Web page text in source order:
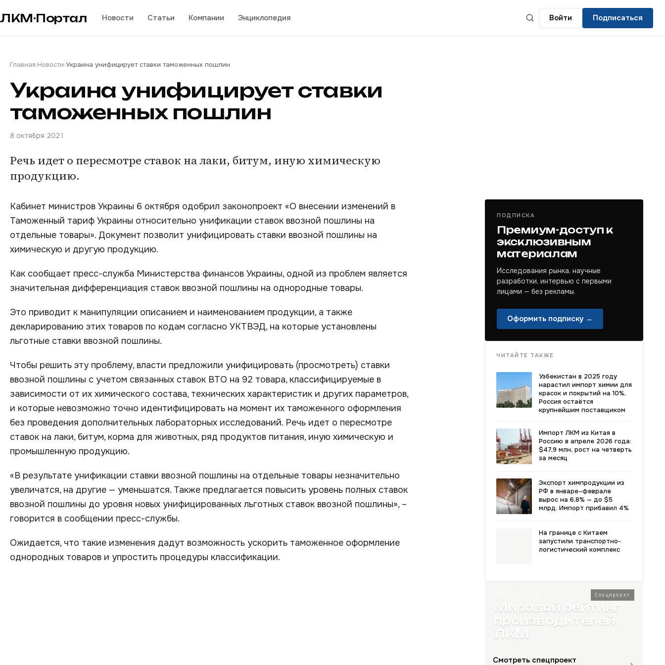
ЛКМ·Портал Новости Статьи Компании Энциклопедия Войти Подписаться
Главная›Новости›Украина унифицирует ставки таможенных пошлин
Украина унифицирует ставки
таможенных пошлин
8 октября 2021
Речь идет о пересмотре ставок на лаки, битум, иную химическую
продукцию.
Кабинет министров Украины 6 октября одобрил законопроект «О внесении изменений в
Таможенный тариф Украины относительно унификации ставок ввозной пошлины на
отдельные товары». Документ позволит унифицировать ставки ввозной пошлины на
химическую и другую продукцию.
Как сообщает пресс-служба Министерства финансов Украины, одной из проблем является
значительная дифференциация ставок ввозной пошлины на однородные товары.
Это приводит к манипуляции описанием и наименованием продукции, а также
декларированию этих товаров по кодам согласно УКТВЭД, на которые установлены
льготные ставки ввозной пошлины.
Чтобы решить эту проблему, власти предложили унифицировать (просмотреть) ставки
ввозной пошлины с учетом связанных ставок ВТО на 92 товара, классифицируемые в
зависимости от их химического состава, технических характеристик и других параметров,
и которые невозможно точно идентифицировать на момент их таможенного оформления
без проведения дополнительных лабораторных исследований. Речь идет о пересмотре
ставок на лаки, битум, корма для животных, ряд продуктов питания, иную химическую и
промышленную продукцию.
«В результате унификации ставки ввозной пошлины на отдельные товары незначительно
увеличатся, на другие — уменьшатся. Также предлагается повысить уровень полных ставок
ввозной пошлины до уровня новых унифицированных льготных ставок ввозной пошлины», –
говорится в сообщении пресс-службы.
Ожидается, что такие изменения дадут возможность ускорить таможенное оформление
однородных товаров и упростить процедуры классификации.
ПОДПИСКА
Премиум-доступ к
эксклюзивным
материалам
Исследования рынка, научные
разработки, интервью с первыми
лицами — без рекламы.
Оформить подписку →
ЧИТАЙТЕ ТАКЖЕ
Узбекистан в 2025 году
нарастил импорт химии для
красок и покрытий на 10%,
Россия остаётся
крупнейшим поставщиком
Импорт ЛКМ из Китая в
Россию в апреле 2026 года:
$47,9 млн, рост на четверть
за месяц
Экспорт химпродукции из
РФ в январе–феврале
вырос на 6,8% — до $5
млрд. Импорт прибавил 4%
На границе с Китаем
запустили транспортно-
логистический комплекс
Спецпроект
Мировой рейтинг
производителей
ЛКМ
Смотреть спецпроект